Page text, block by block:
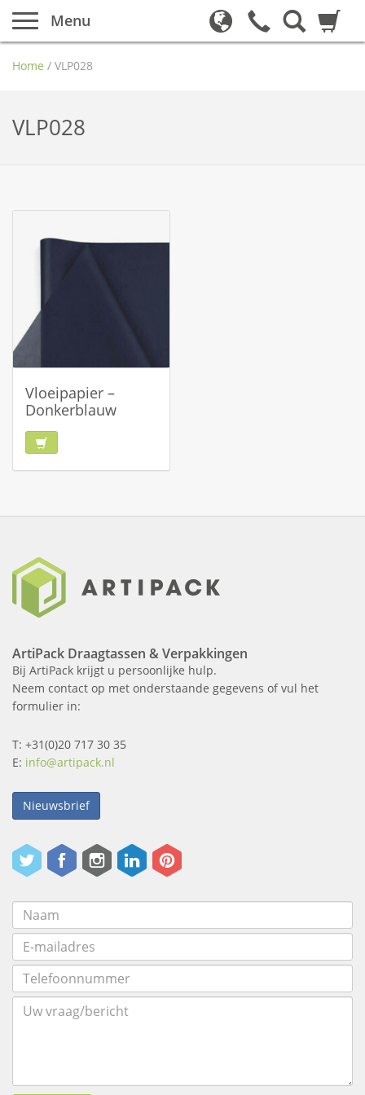
Menu
Home / VLP028
VLP028
Vloeipapier –
Donkerblauw
ArtiPack Draagtassen & Verpakkingen
Bij ArtiPack krijgt u persoonlijke hulp.
Neem contact op met onderstaande gegevens of vul het
formulier in:
T: +31(0)20 717 30 35
E: info@artipack.nl
Nieuwsbrief